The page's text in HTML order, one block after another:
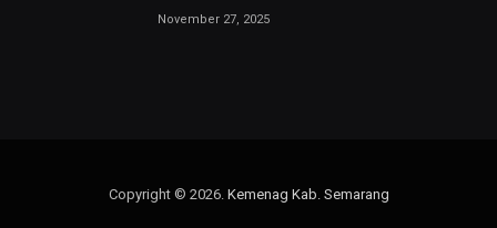
November 27, 2025
Copyright © 2026. Kemenag Kab. Semarang